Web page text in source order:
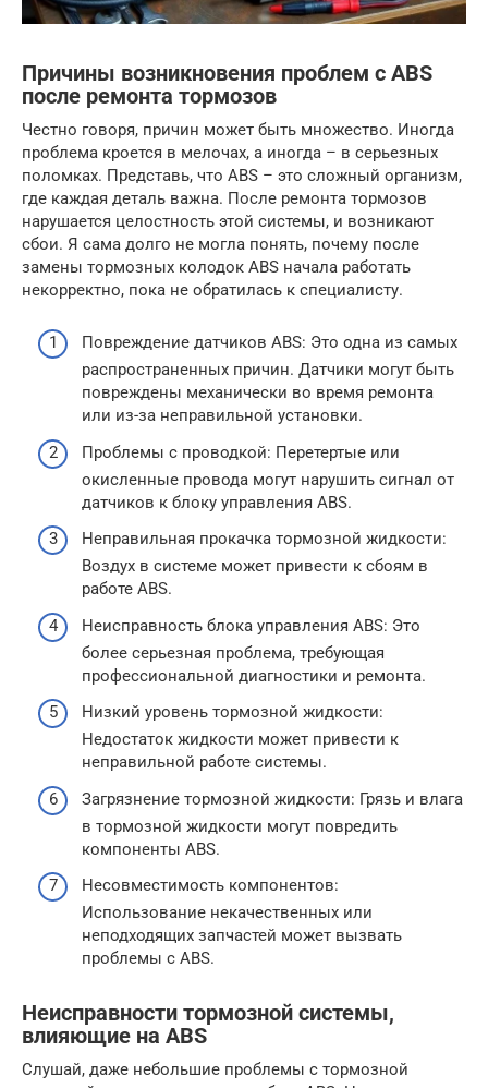
Причины возникновения проблем с ABS
после ремонта тормозов
Честно говоря, причин может быть множество. Иногда
проблема кроется в мелочах, а иногда – в серьезных
поломках. Представь, что ABS – это сложный организм,
где каждая деталь важна. После ремонта тормозов
нарушается целостность этой системы, и возникают
сбои. Я сама долго не могла понять, почему после
замены тормозных колодок ABS начала работать
некорректно, пока не обратилась к специалисту.
Повреждение датчиков ABS: Это одна из самых
распространенных причин. Датчики могут быть
повреждены механически во время ремонта
или из-за неправильной установки.
Проблемы с проводкой: Перетертые или
окисленные провода могут нарушить сигнал от
датчиков к блоку управления ABS.
Неправильная прокачка тормозной жидкости:
Воздух в системе может привести к сбоям в
работе ABS.
Неисправность блока управления ABS: Это
более серьезная проблема, требующая
профессиональной диагностики и ремонта.
Низкий уровень тормозной жидкости:
Недостаток жидкости может привести к
неправильной работе системы.
Загрязнение тормозной жидкости: Грязь и влага
в тормозной жидкости могут повредить
компоненты ABS.
Несовместимость компонентов:
Использование некачественных или
неподходящих запчастей может вызвать
проблемы с ABS.
Неисправности тормозной системы,
влияющие на ABS
Слушай, даже небольшие проблемы с тормозной